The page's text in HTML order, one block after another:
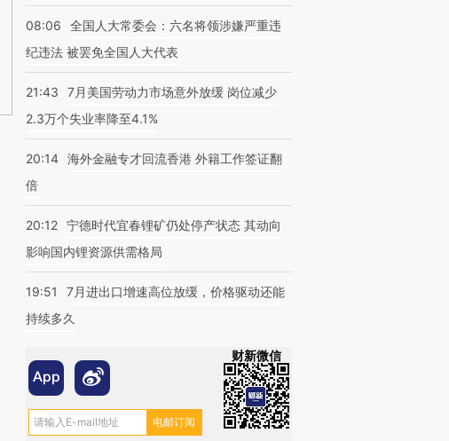
08:06
全国人大常委会：六名将领涉嫌严重违
纪违法 被罢免全国人大代表
21:43
7月美国劳动力市场意外放缓 岗位减少
2.3万个失业率降至4.1%
20:14 海外金融专才回流香港 外籍工作签证翻
倍
20:12 宁德时代宜春锂矿仍处停产状态 其动向
影响国内锂资源供需格局
19:51
7月进出口增速高位放缓，价格驱动还能
持续多久
财新微信